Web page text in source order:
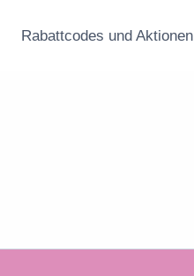
Rabattcodes und Aktionen